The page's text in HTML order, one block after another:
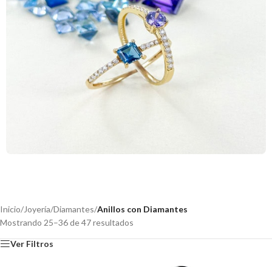
Inicio/Joyería/Diamantes/Anillos con Diamantes
Mostrando 25–36 de 47 resultados
Ver Filtros